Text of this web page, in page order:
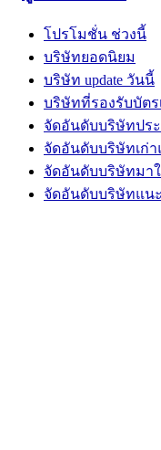
โปรโมชั่น ช่วงนี้
บริษัทยอดนิยม
บริษัท update วันนี้
บริษัทที่รองรับบัตร
จัดอันดับบริษัทปร
จัดอันดับบริษัทเก่า
จัดอันดับบริษัทมา
จัดอันดับบริษัทแน